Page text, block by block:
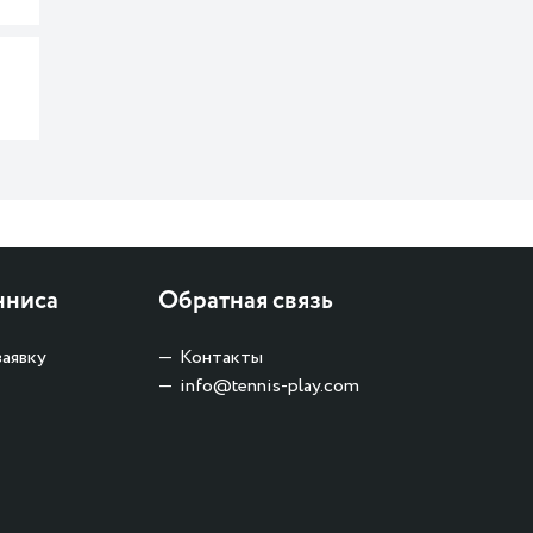
Обратная связь
Контакты
info@tennis-play.com